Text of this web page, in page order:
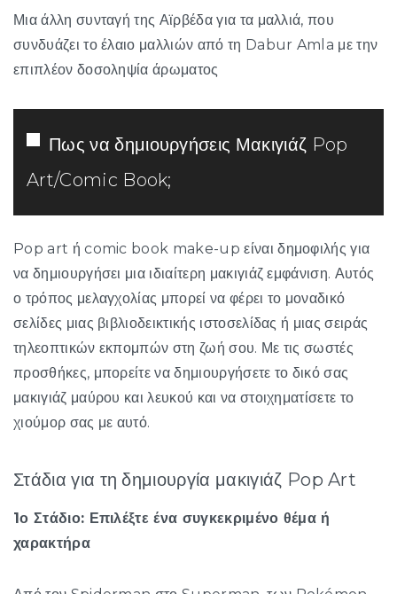
Μια άλλη συνταγή της Αϊρβέδα για τα μαλλιά, που
συνδυάζει το έλαιο μαλλιών από τη Dabur Amla με την
επιπλέον δοσοληψία άρωματος
Πως να δημιουργήσεις Μακιγιάζ Pop
Art/Comic Book;
Pop art ή comic book make-up είναι δημοφιλής για
να δημιουργήσει μια ιδιαίτερη μακιγιάζ εμφάνιση. Αυτός
ο τρόπος μελαγχολίας μπορεί να φέρει το μοναδικό
σελίδες μιας βιβλιοδεικτικής ιστοσελίδας ή μιας σειράς
τηλεοπτικών εκπομπών στη ζωή σου. Με τις σωστές
προσθήκες, μπορείτε να δημιουργήσετε το δικό σας
μακιγιάζ μαύρου και λευκού και να στοιχηματίσετε το
χιούμορ σας με αυτό.
Στάδια για τη δημιουργία μακιγιάζ Pop Art
1ο Στάδιο: Επιλέξτε ένα συγκεκριμένο θέμα ή
χαρακτήρα